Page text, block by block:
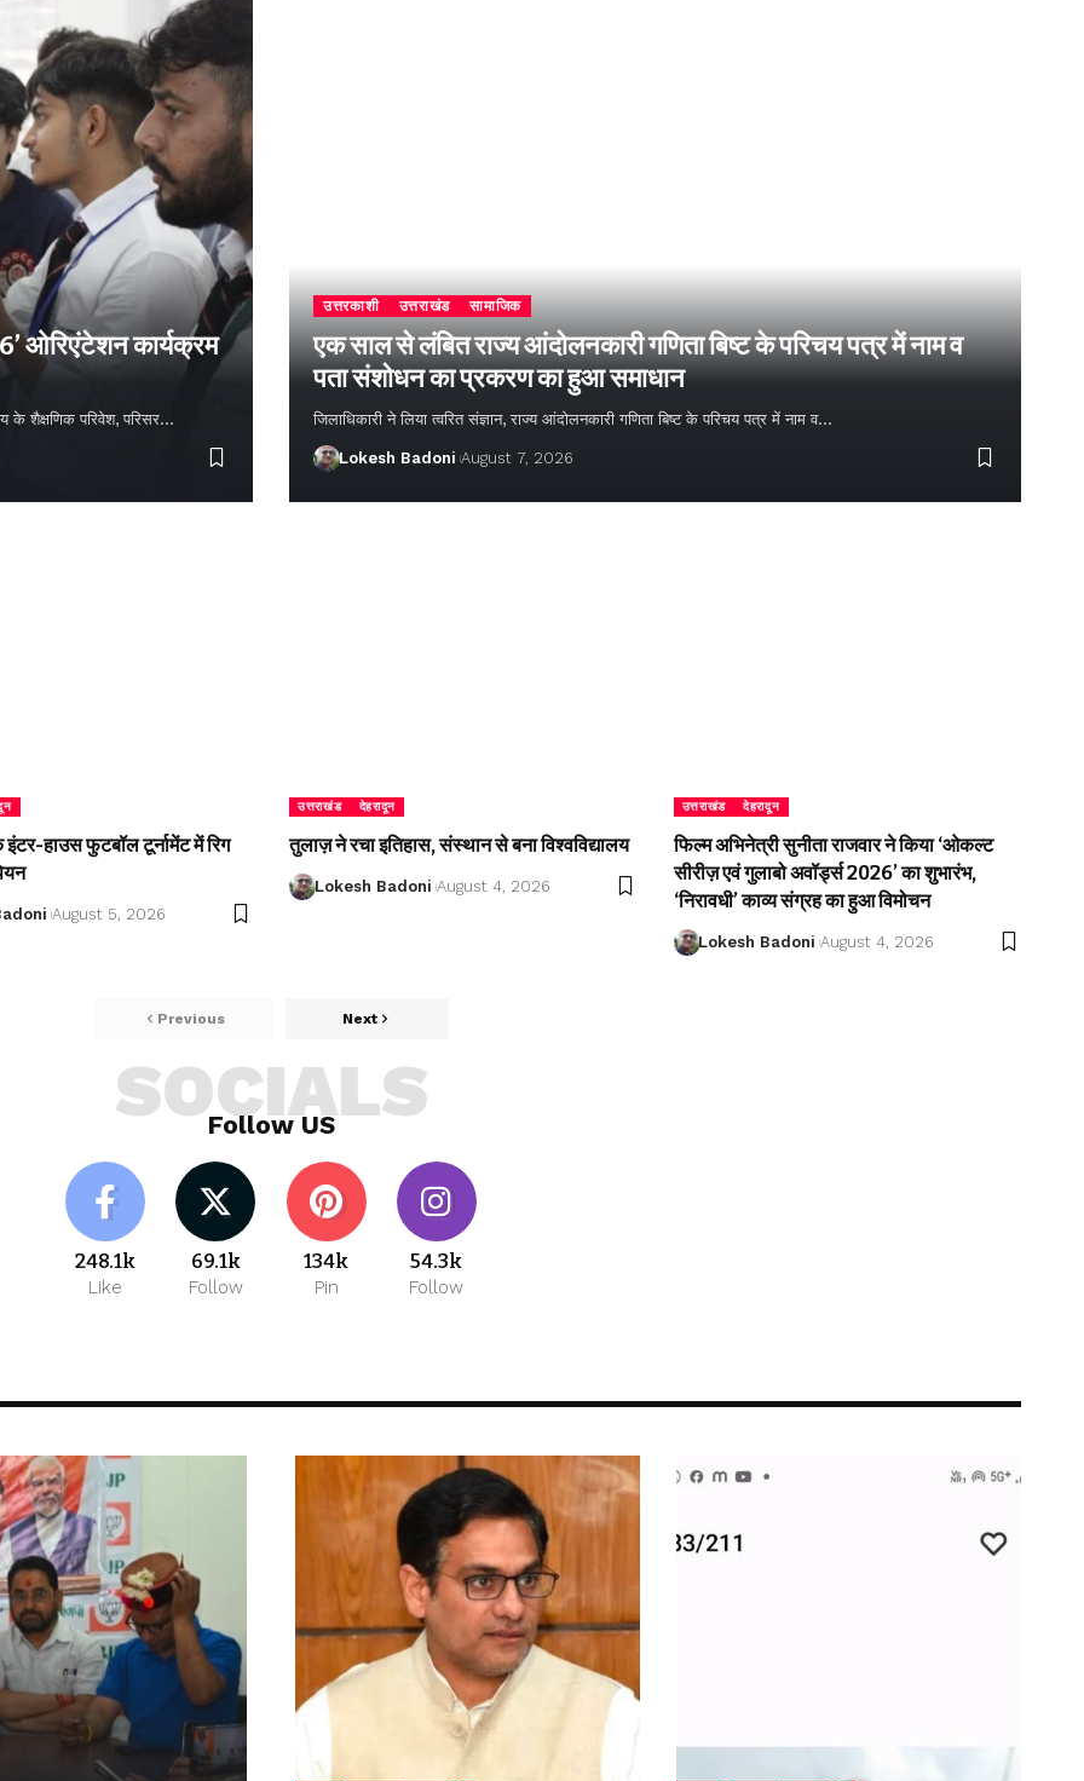
ओरिएंटेशन कार्यक्रम
के शैक्षणिक परिवेश, परिसर…
उत्तरकाशी उत्तराखंड सामाजिक
एक साल से लंबित राज्य आंदोलनकारी गणिता बिष्ट के परिचय पत्र में नाम व
पता संशोधन का प्रकरण का हुआ समाधान
जिलाधिकारी ने लिया त्वरित संज्ञान, राज्य आंदोलनकारी गणिता बिष्ट के परिचय पत्र में नाम व…
Lokesh Badoni August 7, 2026
हाउस फुटबॉल टूर्नामेंट में रिग
August 5, 2026
उत्तराखंड देहरादून
तुलाज़ ने रचा इतिहास, संस्थान से बना विश्वविद्यालय
Lokesh Badoni August 4, 2026
उत्तराखंड देहरादून
फिल्म अभिनेत्री सुनीता राजवार ने किया ‘ओकल्ट
सीरीज़ एवं गुलाबो अवॉर्ड्स 2026’ का शुभारंभ,
‘निरावधी’ काव्य संग्रह का हुआ विमोचन
Lokesh Badoni August 4, 2026
Previous Next
Follow US
SOCIALS
248.1k
Like
69.1k
Follow
134k
Pin
54.3k
Follow